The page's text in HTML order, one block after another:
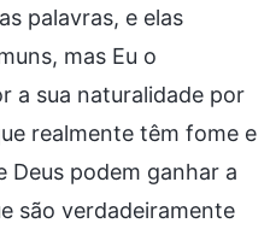
palavras, e elas
mas Eu o
a sua naturalidade por
realmente têm fome e
Deus podem ganhar a
são verdadeiramente